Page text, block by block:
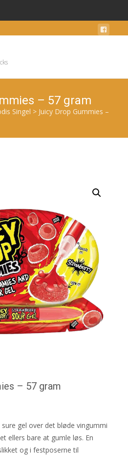
– 57 gram
Singel > Juicy Drop Gummies –
– 57 gram
gel over det bløde vingummi
ellers bare at gumle løs. En
og i festposerne til